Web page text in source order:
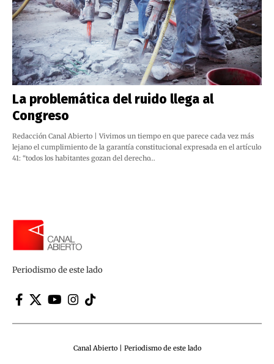
La problemática del ruido llega al
Congreso
Redacción Canal Abierto | Vivimos un tiempo en que parece cada vez más
lejano el cumplimiento de la garantía constitucional expresada en el artículo
41: “todos los habitantes gozan del derecho…
Periodismo de este lado
Canal Abierto | Periodismo de este lado